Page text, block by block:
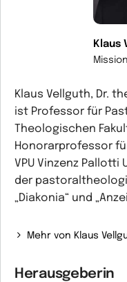
Klaus
Klaus Vellguth, Dr.
ist Professor für
Theologischen
Honorarprofessor
VPU Vinzenz
der
„Diakonia“ und
Mehr von Klaus
Herausgeberin